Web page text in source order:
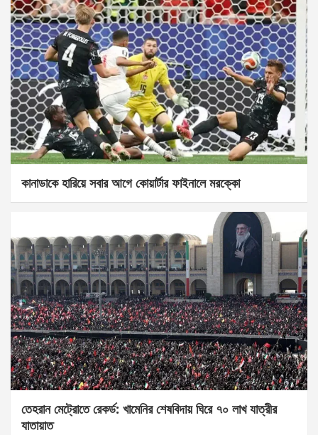
কানাডাকে হারিয়ে সবার আগে কোয়ার্টার ফাইনালে মরক্কো
তেহরান মেট্রোতে রেকর্ড: খামেনির শেষবিদায় ঘিরে ৭০ লাখ যাত্রীর
যাতায়াত